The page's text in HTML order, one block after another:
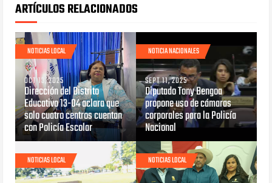
ARTÍCULOS RELACIONADOS
NOTICIAS LOCAL
OCT 13, 2025
Dirección del Distrito
Educativo 13-04 aclara que
solo cuatro centros cuentan
con Policía Escolar
NOTICIA NACIONALES
SEPT 11, 2025
Diputado Tony Bengoa
propone uso de cámaras
corporales para la Policía
Nacional
NOTICIAS LOCAL NOTICIAS LOCAL